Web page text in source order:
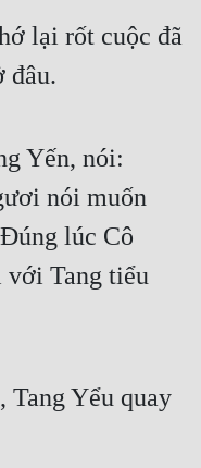
lại rốt cuộc đã
đâu.
Yến, nói:
nói muốn
lúc Cô
với Tang tiểu
Tang Yểu quay